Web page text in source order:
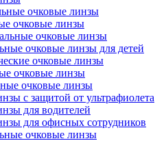
очковые линзы
очковые линзы
очковые линзы
очковые линзы для детей
очковые линзы
очковые линзы
очковые линзы
с защитой от ультрафиолета
для водителей
для офисных сотрудников
очковые линзы